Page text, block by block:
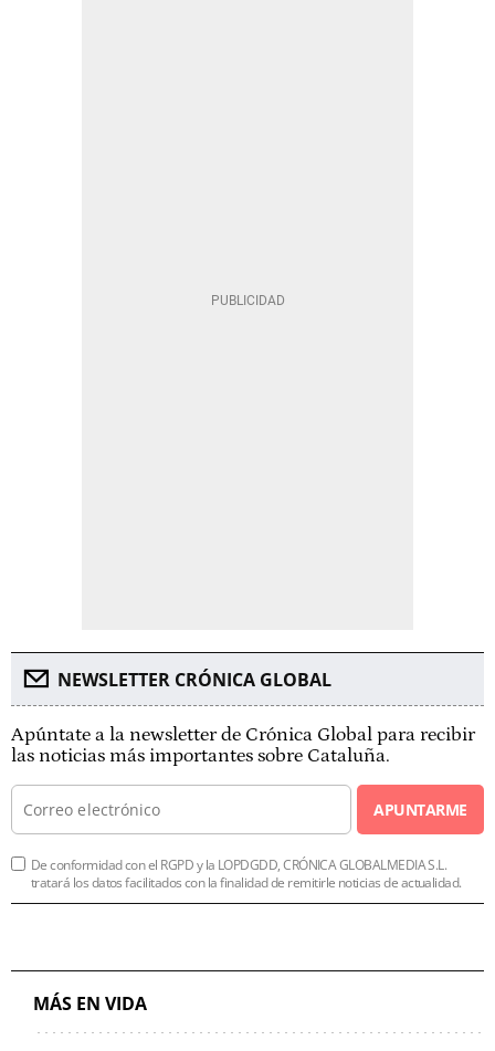
NEWSLETTER CRÓNICA GLOBAL
Apúntate a la newsletter de Crónica Global para recibir
las noticias más importantes sobre Cataluña.
APUNTARME
De conformidad con el RGPD y la LOPDGDD, CRÓNICA GLOBALMEDIA S.L.
tratará los datos facilitados con la finalidad de remitirle noticias de actualidad.
MÁS EN VIDA